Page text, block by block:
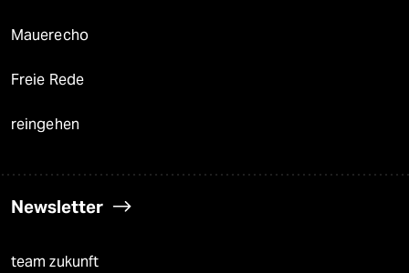
Mauerecho
Freie Rede
reingehen
Newsletter
team zukunft